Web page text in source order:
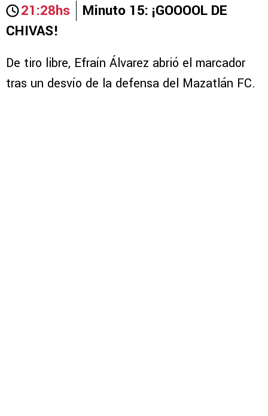
21:28hs
Minuto 15: ¡GOOOOL DE
CHIVAS!
De tiro libre, Efraín Álvarez abrió el marcador
tras un desvío de la defensa del Mazatlán FC.